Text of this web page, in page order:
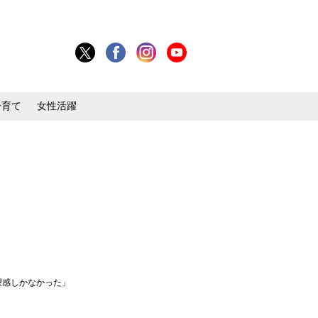
て 女性活躍
しかなかった」